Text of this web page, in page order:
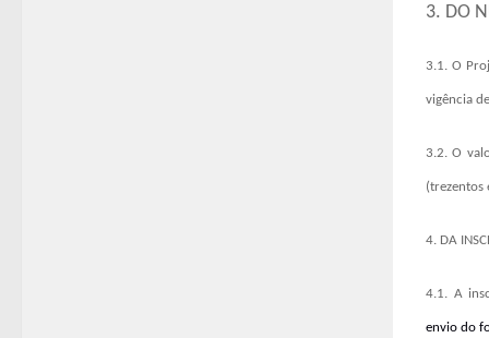
3. DO
3.1. O
vigência
3.2. O
(trezentos
4. DA
4.1. A
envio do